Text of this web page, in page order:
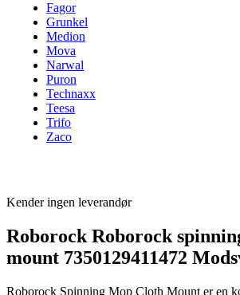
Fagor
Grunkel
Medion
Mova
Narwal
Puron
Technaxx
Teesa
Trifo
Zaco
Kender ingen leverandør
Roborock Roborock
mount 7350129411472
Roborock Spinning Mop Cloth Mount er en